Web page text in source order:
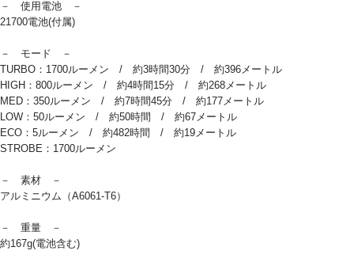
－ 使用電池 －
21700電池(付属)
－ モード －
TURBO：1700ルーメン / 約3時間30分 / 約396メートル
HIGH：800ルーメン / 約4時間15分 / 約268メートル
MED：350ルーメン / 約7時間45分 / 約177メートル
LOW：50ルーメン / 約50時間 / 約67メートル
ECO：5ルーメン / 約482時間 / 約19メートル
STROBE：1700ルーメン
－ 素材 －
アルミニウム（A6061-T6）
－ 重量 －
約167g(電池含む)